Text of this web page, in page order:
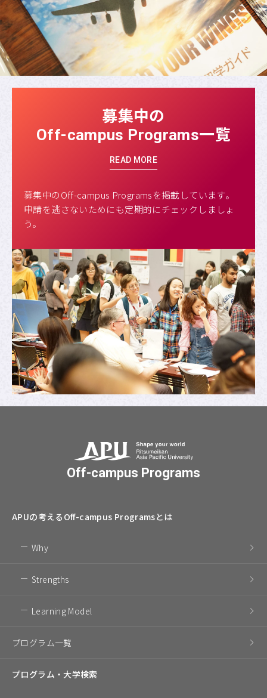
募集中の
Off-campus Programs一覧
READ MORE
募集中のOff-campus Programsを掲載しています。
申請を逃さないためにも定期的にチェックしましょ
う。
Off-campus Programs
APUの考える Off-campus Programsとは
Why
Strengths
Learning Model
プログラム一覧
プログラム・大学検索